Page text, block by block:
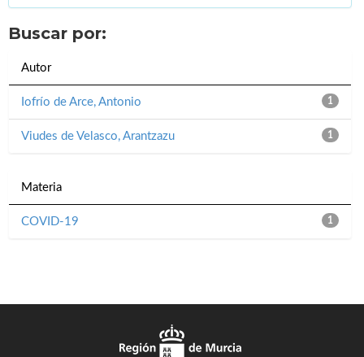
Buscar por:
Autor
1
Iofrío de Arce, Antonio
1
Viudes de Velasco, Arantzazu
Materia
1
COVID-19